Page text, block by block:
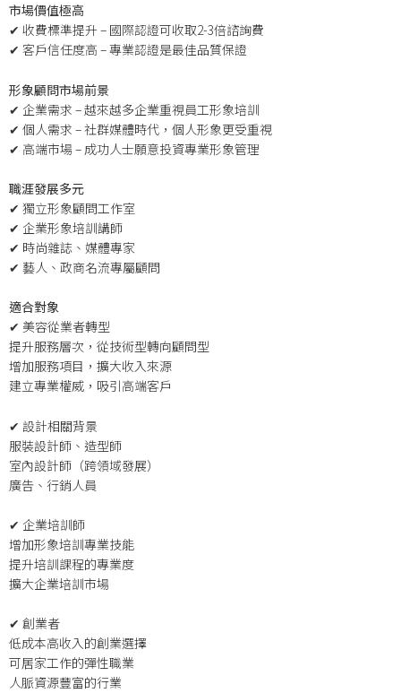
市場價值極高
✔ 收費標準提升 – 國際認證可收取2-3倍諮詢費
✔ 客戶信任度高 – 專業認證是最佳品質保證
形象顧問市場前景
✔ 企業需求 – 越來越多企業重視員工形象培訓
✔ 個人需求 – 社群媒體時代，個人形象更受重視
✔ 高端市場 – 成功人士願意投資專業形象管理
職涯發展多元
✔ 獨立形象顧問工作室
✔ 企業形象培訓講師
✔ 時尚雜誌、媒體專家
✔ 藝人、政商名流專屬顧問
適合對象
✔ 美容從業者轉型
提升服務層次，從技術型轉向顧問型
增加服務項目，擴大收入來源
建立專業權威，吸引高端客戶
✔ 設計相關背景
服裝設計師、造型師
室內設計師（跨領域發展）
廣告、行銷人員
✔ 企業培訓師
增加形象培訓專業技能
提升培訓課程的專業度
擴大企業培訓市場
✔ 創業者
低成本高收入的創業選擇
可居家工作的彈性職業
人脈資源豐富的行業